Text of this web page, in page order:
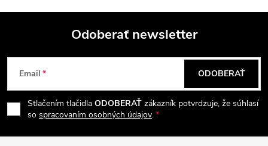
c
e
p
r
v
a
i
e
Z
á
p
Odoberať newsletter
Email
Stlačením tlačidla ODOBERAŤ zákazník potvrdzuje, že súhlasí
so spracovaním osobných údajov.
ODOBERAŤ